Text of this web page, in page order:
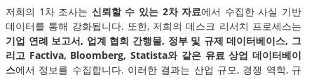
저희의 1차 조사는 신뢰할 수 있는 2차 자료에서 수집한 사실 기반
데이터를 통해 강화됩니다. 또한, 저희의 데스크 리서치 프로세스는
기업 연례 보고서, 업계 협회 간행물, 정부 및 규제 데이터베이스, 그
리고 Factiva, Bloomberg, Statista와 같은 유료 상업 데이터베이
스에서 정보를 수집합니다. 이러한 결과는 산업 규모, 경쟁 역학, 규